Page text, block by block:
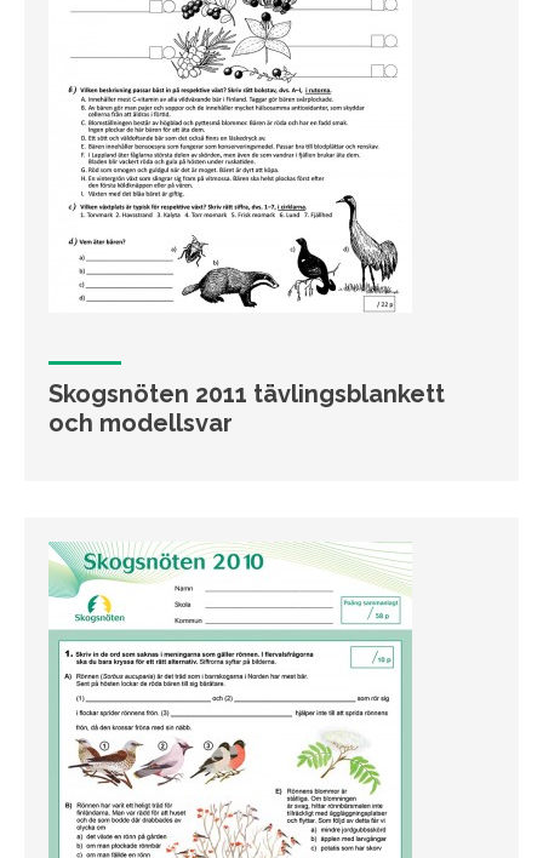
Skogsnöten 2011 tävlingsblankett
och modellsvar